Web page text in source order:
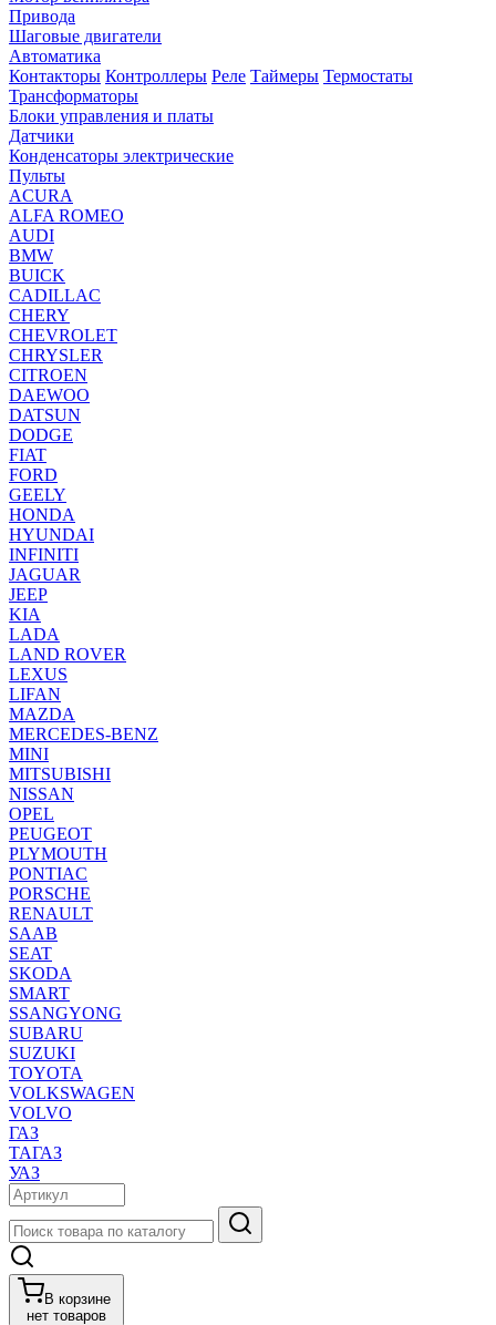
Привода
Шаговые двигатели
Автоматика
Контакторы Контроллеры Реле Таймеры Термостаты
Трансформаторы
Блоки управления и платы
Датчики
Конденсаторы электрические
Пульты
ACURA
ALFA ROMEO
AUDI
BMW
BUICK
CADILLAC
CHERY
CHEVROLET
CHRYSLER
CITROEN
DAEWOO
DATSUN
DODGE
FIAT
FORD
GEELY
HONDA
HYUNDAI
INFINITI
JAGUAR
JEEP
KIA
LADA
LAND ROVER
LEXUS
LIFAN
MAZDA
MERCEDES-BENZ
MINI
MITSUBISHI
NISSAN
OPEL
PEUGEOT
PLYMOUTH
PONTIAC
PORSCHE
RENAULT
SAAB
SEAT
SKODA
SMART
SSANGYONG
SUBARU
SUZUKI
TOYOTA
VOLKSWAGEN
VOLVO
ГАЗ
ТАГАЗ
УАЗ
В корзине
нет товаров